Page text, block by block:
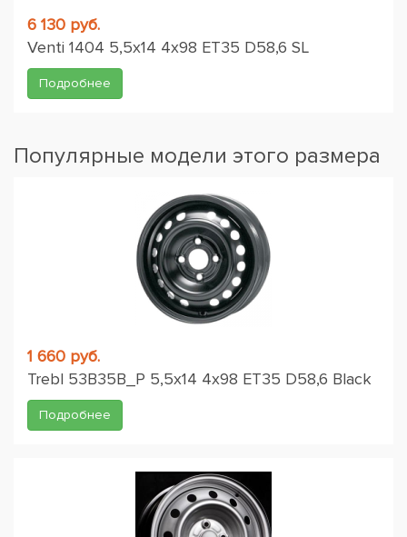
6 130 руб.
Venti 1404 5,5x14 4x98 ET35 D58,6 SL
Подробнее
Популярные модели этого размера
1 660 руб.
Trebl 53B35B_P 5,5x14 4x98 ET35 D58,6 Black
Подробнее